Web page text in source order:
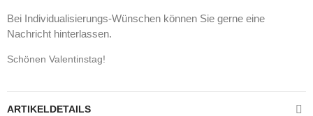
Bei Individualisierungs-Wünschen können Sie gerne eine
Nachricht hinterlassen.
Schönen Valentinstag!
ARTIKELDETAILS